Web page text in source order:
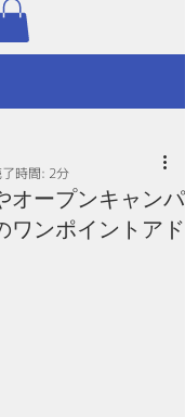
オープンキャンパ
ワンポイントアド
時間: 2分